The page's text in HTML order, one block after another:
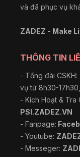
và đã phục vụ
ZADEZ - Make
THÔNG TIN
- Tổng đài
vụ từ 8h30-
- Kích Hoạt & Tra
PSI.ZADEZ.VN
- Fanpage:
- Youtube:
- Messeger: